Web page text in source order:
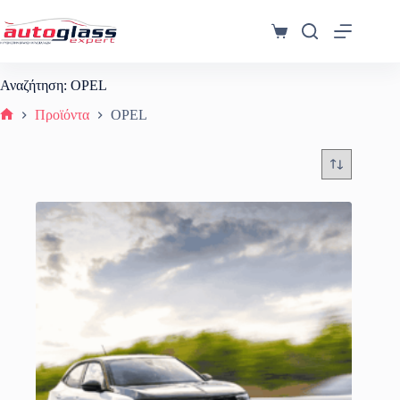
στο
περιεχόμενο
Καλάθι
Αναζήτηση: OPEL
Προϊόντα OPEL